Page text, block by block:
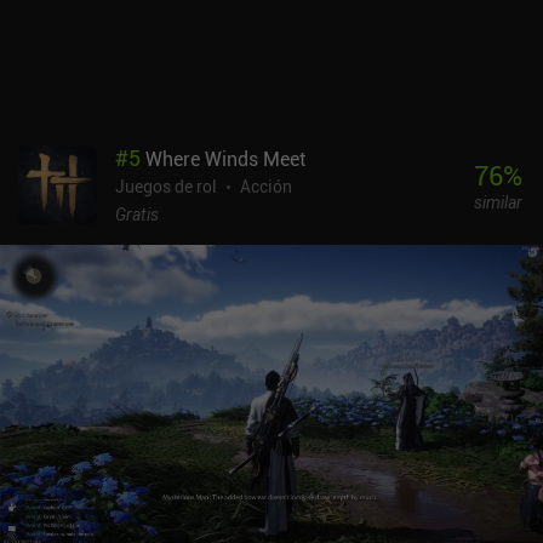
convierte en una recomendación fácil para los fans de los RPG de
la vieja escuela.
#5 Where Winds Meet
Juegos de rol
Acción
Gratis
76%
similar